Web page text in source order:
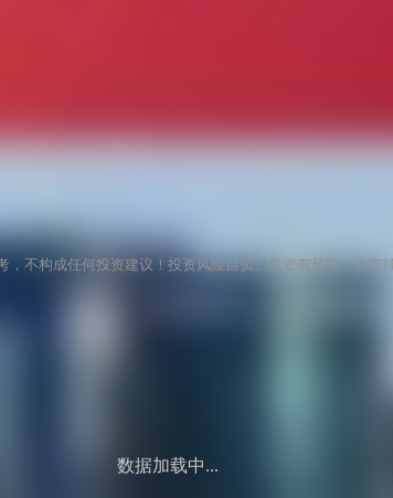
，不构成任何投资建议！投资风险自负。投资有风险，入市
数据加载中...